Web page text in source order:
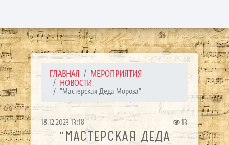
ГЛАВНАЯ
МЕРОПРИЯТИЯ
НОВОСТИ
"Мастерская Деда Мороза"
18.12.2023 13:18 13
"МАСТЕРСКАЯ ДЕДА